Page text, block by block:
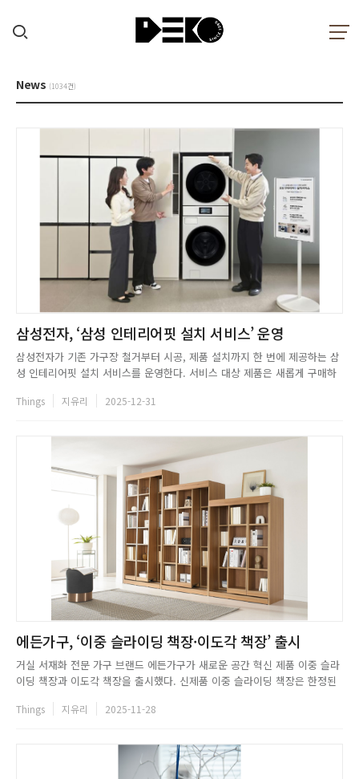
News (1034건)
삼성전자, ‘삼성 인테리어핏 설치 서비스’ 운영
삼성전자가 기존 가구장 철거부터 시공, 제품 설치까지 한 번에 제공하는 삼
성 인테리어핏 설치 서비스를 운영한다. 서비스 대상 제품은 새롭게 구매하
&middot;건조기, 드럼형 세탁기와 건조기 등이다. 삼성전자는 가전제품 형
Things 지유리 2025-12-31
에든가구, ‘이중 슬라이딩 책장·이도각 책장’ 출시
거실 서재화 전문 가구 브랜드 에든가구가 새로운 공간 혁신 제품 이중 슬라
이딩 책장과 이도각 책장을 출시했다. 신제품 이중 슬라이딩 책장은 한정된
프리미엄 책장으로 주목받고 있다. 여기에 전면과 후면에 각각 책장을 배치
Things 지유리 2025-11-28